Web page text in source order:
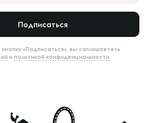
Подписаться
«Подписаться», вы соглашаетесь
и политикой конфиденциальности